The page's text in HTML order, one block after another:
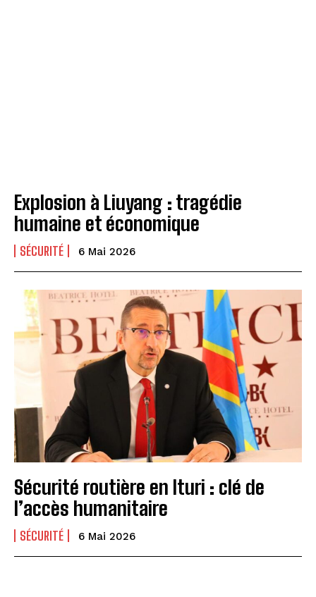
Explosion à Liuyang : tragédie
humaine et économique
SÉCURITÉ 6 Mai 2026
Sécurité routière en Ituri : clé de
l’accès humanitaire
SÉCURITÉ 6 Mai 2026